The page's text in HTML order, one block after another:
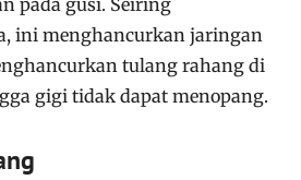
ini menghancurkan jaringan
tulang rahang di
gigi tidak dapat menopang.